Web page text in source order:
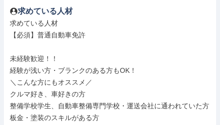
求めている人材
求めている人材
【必須】普通自動車免許
未経験歓迎！！
経験が浅い方・ブランクのある方もOK！
＼こんな方にもオススメ／
クルマ好き、車好きの方
整備学校学生、自動車整備専門学校・運送会社に通われていた方
板金・塗装のスキルがある方